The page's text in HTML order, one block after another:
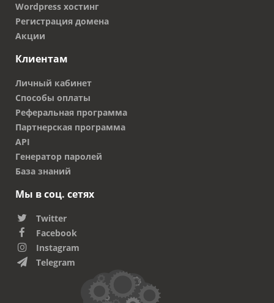
Wordpress хостинг
Регистрация домена
Акции
Клиентам
Личный кабинет
Способы оплаты
Реферальная программа
Партнерская программа
API
Генератор паролей
База знаний
Мы в соц. сетях
Twitter
Facebook
Instagram
Telegram